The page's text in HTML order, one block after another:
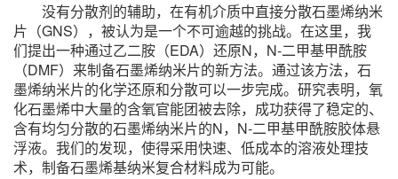
没有分散剂的辅助，在有机介质中直接分散石墨烯纳米
片（GNS），被认为是一个不可逾越的挑战。在这里，我
们提出一种通过乙二胺（EDA）还原N，N-二甲基甲酰胺
（DMF）来制备石墨烯纳米片的新方法。通过该方法，石
墨烯纳米片的化学还原和分散可以一步完成。研究表明，氧
化石墨烯中大量的含氧官能团被去除，成功获得了稳定的、
含有均匀分散的石墨烯纳米片的N，N-二甲基甲酰胺胶体悬
浮液。我们的发现，使得采用快速、低成本的溶液处理技
术，制备石墨烯基纳米复合材料成为可能。